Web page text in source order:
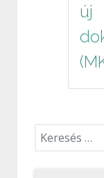
új
Keresés...